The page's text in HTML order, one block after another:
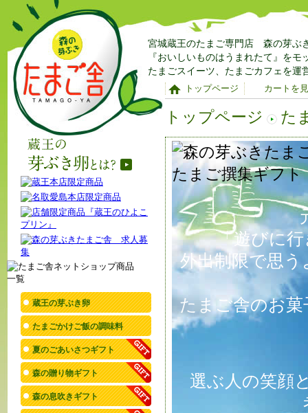
宮城蔵王のたまご専門店 森の芽ぶ
『おいしいものはうまれたて』を
たまごスイーツ、たまごカフェを運
蔵王の芽ぶき卵
たまごかけご飯の調味料
夏のごあいさつギフト
森の贈り物ギフト
森の息吹きギフト
トップページ カートを
トップページ た
「遊びに
外出制限で思
たまご舎のお
選ぶ人の笑顔